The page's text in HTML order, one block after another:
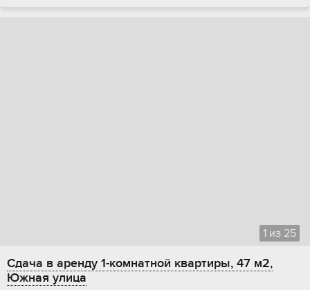
1 из 25
Сдача в аренду 1-комнатной квартиры, 47 м2,
Южная улица